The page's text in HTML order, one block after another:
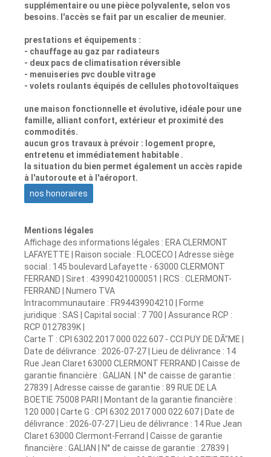
supplémentaire ou une pièce polyvalente, selon vos
besoins. l'accès se fait par un escalier de meunier.
prestations et équipements :
- chauffage au gaz par radiateurs
- deux pacs de climatisation réversible
- menuiseries pvc double vitrage
- volets roulants équipés de cellules photovoltaïques
une maison fonctionnelle et évolutive, idéale pour une
famille, alliant confort, extérieur et proximité des
commodités.
aucun gros travaux à prévoir : logement propre,
entretenu et immédiatement habitable .
la situation du bien permet également un accès rapide
à l'autoroute et à l'aéroport.
nos honoraires
Mentions légales
Affichage des informations légales : ERA CLERMONT
LAFAYETTE | Raison sociale : FLOCECO | Adresse siège
social : 145 boulevard Lafayette - 63000 CLERMONT
FERRAND | Siret : 43990421000051 | RCS : CLERMONT-
FERRAND | Numero TVA
Intracommunautaire : FR94439904210 | Forme
juridique : SAS | Capital social : 7 700 | Assurance RCP :
RCP 0127839K |
Carte T : CPI 6302 2017 000 022 607 - CCI PUY DE DÃ”ME |
Date de délivrance : 2026-07-27 | Lieu de délivrance : 14
Rue Jean Claret 63000 CLERMONT FERRAND | Caisse de
garantie financière : GALIAN. | N° de caisse de garantie :
27839 | Adresse caisse de garantie : 89 RUE DE LA
BOETIE 75008 PARI | Montant de la garantie financière :
120 000 | Carte G : CPI 6302 2017 000 022 607 | Date de
délivrance : 2026-07-27 | Lieu de délivrance : 14 Rue Jean
Claret 63000 Clermont-Ferrand | Caisse de garantie
financière : GALIAN | N° de caisse de garantie : 27839 |